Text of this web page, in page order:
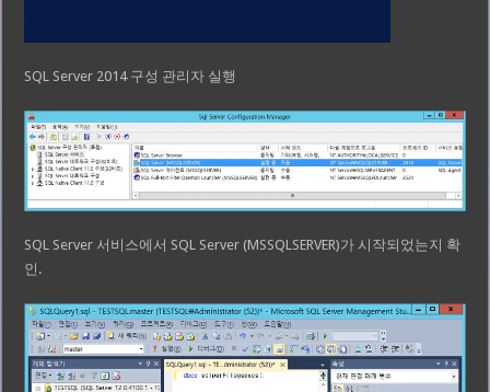
SQL Server 2014 구성 관리자 실행
SQL Server 서비스에서 SQL Server (MSSQLSERVER)가 시작되었는지 확
인.